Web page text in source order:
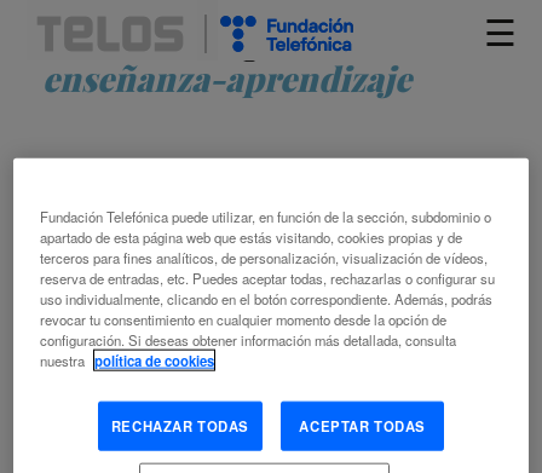
☰
Artículos etiquetados como
enseñanza-aprendizaje
ENTRE LA CREATIVIDAD HUMANA Y NO
HUMANA
VANESSA ROGER MONZÓ
FERNANDO CASTELLÓ-SIRVENT
ALGORITMOAPRENDIZAJECONOCIMIENTO
Fundación Telefónica puede utilizar, en función de la sección, subdominio o
apartado de esta página web que estás visitando, cookies propias y de
terceros para fines analíticos, de personalización, visualización de vídeos,
reserva de entradas, etc. Puedes aceptar todas, rechazarlas o configurar su
uso individualmente, clicando en el botón correspondiente. Además, podrás
revocar tu consentimiento en cualquier momento desde la opción de
configuración. Si deseas obtener información más detallada, consulta
nuestra política de cookies
RECHAZAR TODAS ACEPTAR TODAS